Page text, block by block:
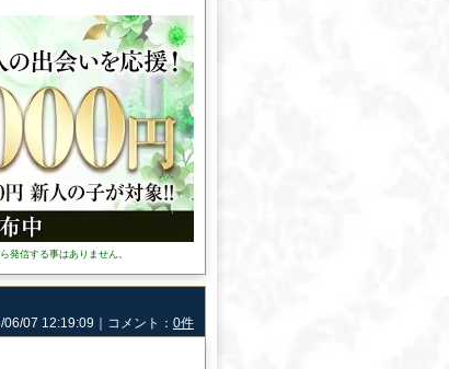
信する事はありません。
06/07 12:19:09｜コメント： 0件